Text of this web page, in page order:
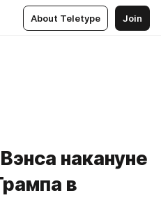
About Teletype Join
накануне
в